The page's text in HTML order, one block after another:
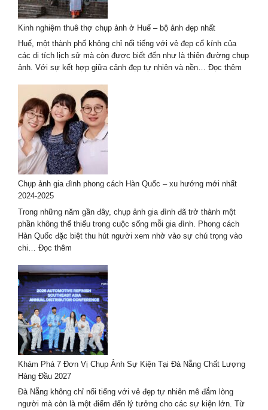
Đà
Nẵng
Với
Khung
Cảnh
Tuyệt
Kinh nghiệm thuê thợ chụp ảnh ở Huế – bộ ảnh đẹp nhất
Huế, một thành phố không chỉ nổi tiếng với vẻ đẹp cổ kính của
các di tích lịch sử mà còn được biết đến như là thiên đường chụp
ảnh. Với sự kết hợp giữa cảnh đẹp tự nhiên và nền… Đọc thêm
Chụp ảnh gia đình phong cách Hàn Quốc – xu hướng mới nhất
2024-2025
Trong những năm gần đây, chụp ảnh gia đình đã trở thành một
phần không thể thiếu trong cuộc sống mỗi gia đình. Phong cách
Hàn Quốc đặc biệt thu hút người xem nhờ vào sự chú trọng vào
chi… Đọc thêm
ảnh
gia
đình
phong
cách
Hàn
Quốc
–
xu
mới
nhất
Khám Phá 7 Đơn Vị Chụp Ảnh Sự Kiện Tại Đà Nẵng Chất Lượng
Hàng Đầu 2027
Đà Nẵng không chỉ nổi tiếng với vẻ đẹp tự nhiên mê đắm lòng
người mà còn là một điểm đến lý tưởng cho các sự kiện lớn. Từ